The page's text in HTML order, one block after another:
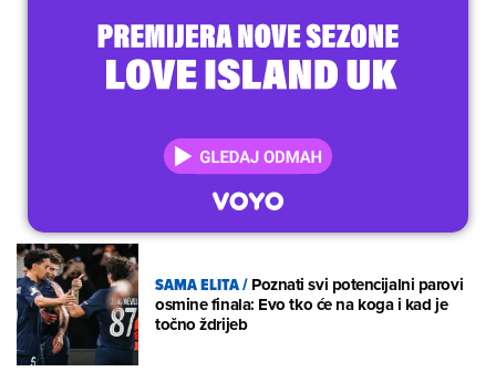
SAMA ELITA/Poznati svi potencijalni parovi
osmine finala: Evo tko će na koga i kad je
točno ždrijeb